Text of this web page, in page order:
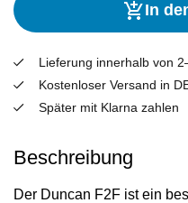
In
Lieferung innerhalb von
Kostenloser Versand in
Später mit Klarna zahlen
Beschreibung
Der Duncan F2F ist ein